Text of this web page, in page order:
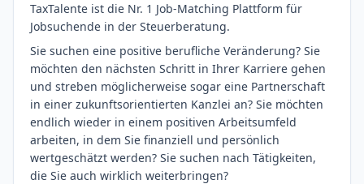
TaxTalente ist die Nr. 1 Job-Matching Plattform für
Jobsuchende in der Steuerberatung.
Sie suchen eine positive berufliche Veränderung? Sie
möchten den nächsten Schritt in Ihrer Karriere gehen
und streben möglicherweise sogar eine Partnerschaft
in einer zukunftsorientierten Kanzlei an? Sie möchten
endlich wieder in einem positiven Arbeitsumfeld
arbeiten, in dem Sie finanziell und persönlich
wertgeschätzt werden? Sie suchen nach Tätigkeiten,
die Sie auch wirklich weiterbringen?